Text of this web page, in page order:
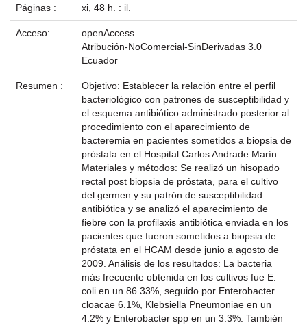
Páginas : xi, 48 h. : il.
Acceso:
openAccess
Atribución-NoComercial-SinDerivadas 3.0
Ecuador
Resumen :
Objetivo: Establecer la relación entre el perfil
bacteriológico con patrones de susceptibilidad y
el esquema antibiótico administrado posterior al
procedimiento con el aparecimiento de
bacteremia en pacientes sometidos a biopsia de
próstata en el Hospital Carlos Andrade Marín
Materiales y métodos: Se realizó un hisopado
rectal post biopsia de próstata, para el cultivo
del germen y su patrón de susceptibilidad
antibiótica y se analizó el aparecimiento de
fiebre con la profilaxis antibiótica enviada en los
pacientes que fueron sometidos a biopsia de
próstata en el HCAM desde junio a agosto de
2009. Análisis de los resultados: La bacteria
más frecuente obtenida en los cultivos fue E.
coli en un 86.33%, seguido por Enterobacter
cloacae 6.1%, Klebsiella Pneumoniae en un
4.2% y Enterobacter spp en un 3.3%. También